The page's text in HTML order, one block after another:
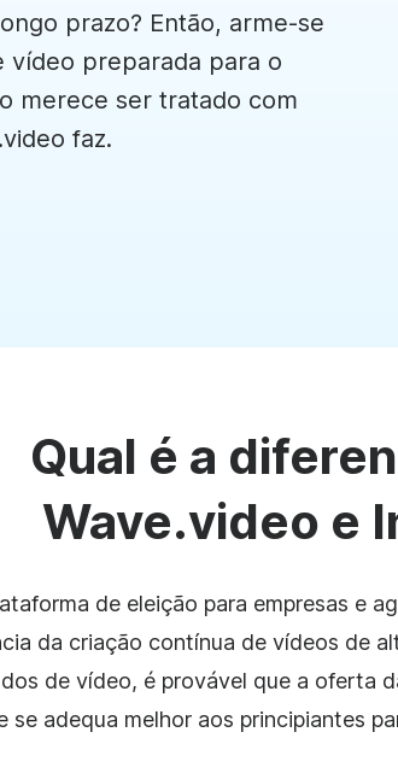
See all →
Legendagem
prazo? Então, arme-se
vídeo preparada para o
merece ser tratado com
faz.
Templates
Instagram
Qual é a
Wave.video e
de eleição para empresas e
da criação contínua de vídeos de
de vídeo, é provável que a oferta
se adequa melhor aos principiantes